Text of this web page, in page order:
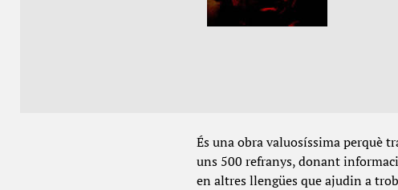
És una obra valuosíssima perquè
uns 500 refranys, donant
en altres llengües que ajudin a